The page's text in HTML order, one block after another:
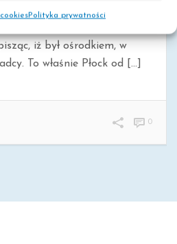
Polityka prywatności
Wisły Płock, jest
iż był ośrodkiem, w
To właśnie Płock od [...]
0